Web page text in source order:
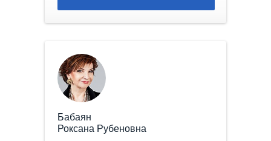
Бабаян
Роксана Рубеновна